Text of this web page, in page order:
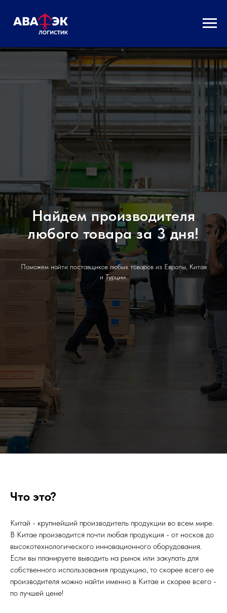
Найдем производителя
любого товара за 3 дня!
Поможем найти поставщиков любых товаров из Европы, Китая
и Турции.
Что это?
Китай - крупнейший производитель продукции во всем мире.
В Китае производится почти любая продукция - от носков до
высокотехнологического инновационного оборудования.
Если вы планируете выводить на рынок или закупать для
собственного использования продукцию, то скорее всего ее
производителя можно найти именно в Китае и скорее всего -
по лучшей цене!